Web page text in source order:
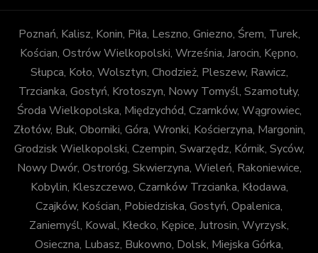
Poznań, Kalisz, Konin, Piła, Leszno, Gniezno, Śrem, Turek,
Kościan, Ostrów Wielkopolski, Września, Jarocin, Kępno,
Słupca, Koło, Wolsztyn, Chodzież, Pleszew, Rawicz,
Trzcianka, Gostyń, Krotoszyn, Nowy Tomyśl, Szamotuły,
Środa Wielkopolska, Międzychód, Czarnków, Wągrowiec,
Złotów, Buk, Oborniki, Góra, Wronki, Kościerzyna, Margonin,
Grodzisk Wielkopolski, Czempin, Swarzędz, Kórnik, Syców,
Nowy Dwór, Ostroróg, Skwierzyna, Wieleń, Rakoniewice,
Kobylin, Kleszczewo, Czarnków Trzcianka, Kłodawa,
Czajków, Kościan, Pobiedziska, Gostyń, Opalenica,
Zaniemyśl, Kowal, Kłecko, Kępice, Jutrosin, Wyrzysk,
Osieczna, Lubasz, Bukowno, Dolsk, Miejska Górka,